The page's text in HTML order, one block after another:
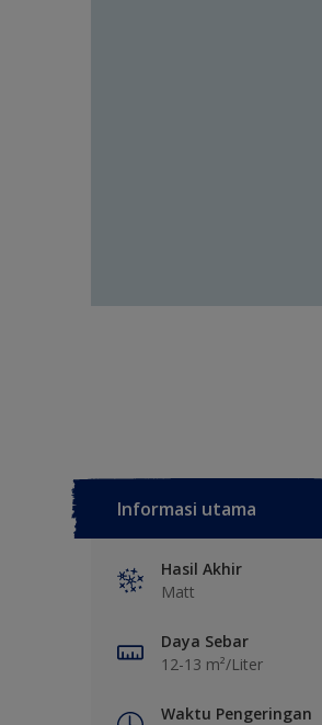
Informasi utama
Hasil Akhir
Matt
Daya Sebar
12-13 m²/Liter
Waktu Pengeringan